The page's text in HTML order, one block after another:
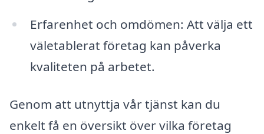
Erfarenhet och omdömen: Att välja ett
väletablerat företag kan påverka
kvaliteten på arbetet.
Genom att utnyttja vår tjänst kan du
enkelt få en översikt över vilka företag